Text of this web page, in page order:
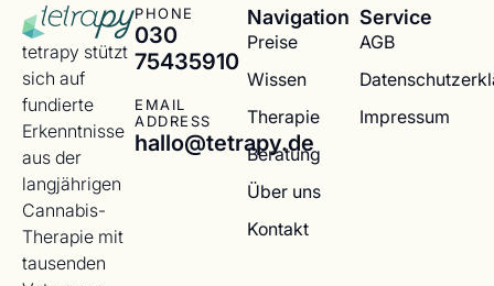
tetrapy stützt
sich auf
fundierte
Erkenntnisse
aus der
langjährigen
Cannabis-
Therapie mit
tausenden
PHONE
030
75435910
EMAIL
ADDRESS
hallo@tetrapy.de
Navigation
Preise
Wissen
Therapie
Beratung
Über uns
Kontakt
Service
AGB
Impressum